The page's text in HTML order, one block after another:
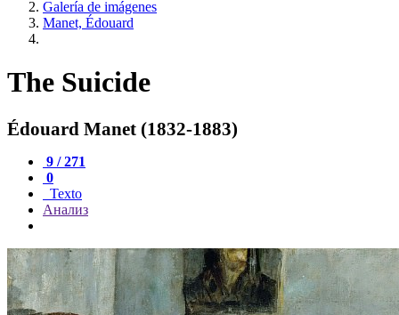
Galería de imágenes
Manet, Édouard
The Suicide
Édouard Manet (1832-1883)
9 / 271
0
Texto
Анализ